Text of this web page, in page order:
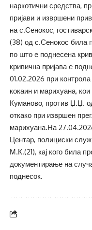
наркотични средства,
пријави и извршени
на с.Сенокос,
(38) од с.Сенокос била
по што е поднесена
кривична пријава е
01.02.2026 при
кокаин и марихуана,
Куманово, против Џ.Џ.
откако при извршен
марихуана.На
Центар, полициски
М.К.(21), кај кого била
документирање на
поднесок.